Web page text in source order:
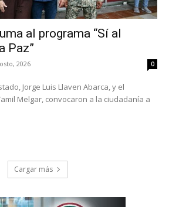
al programa “Sí al
Paz”
2026 0
Jorge Luis Llaven Abarca, y el
Melgar, convocaron a la ciudadanía a
Cargar más